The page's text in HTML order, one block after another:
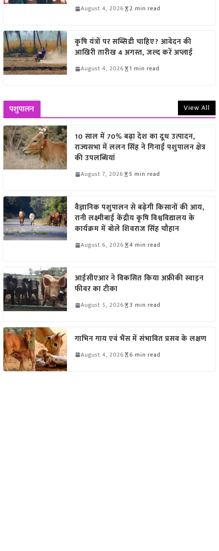
August 4, 2026 2 min read
कृषि यंत्रों पर सब्सिडी चाहिए? आवेदन की
आखिरी तारीख 4 अगस्त, जल्द करें अप्लाई
August 4, 2026 1 min read
पशुपालन View All
10 साल में 70% बढ़ा देश का दूध उत्पादन,
राज्यसभा में ललन सिंह ने गिनाईं पशुपालन क्षेत्र
की उपलब्धियां
August 7, 2026 5 min read
वैज्ञानिक पशुपालन से बढ़ेगी किसानों की आय,
रानी लक्ष्मीबाई केंद्रीय कृषि विश्वविद्यालय के
कार्यक्रम में बोले शिवराज सिंह चौहान
August 6, 2026 4 min read
आईसीएआर ने विकसित किया अफ्रीकी स्वाइन
फीवर का टीका
August 5, 2026 3 min read
गाभिन गाय एवं भैंस में संभावित प्रसव के लक्षण
August 4, 2026 6 min read